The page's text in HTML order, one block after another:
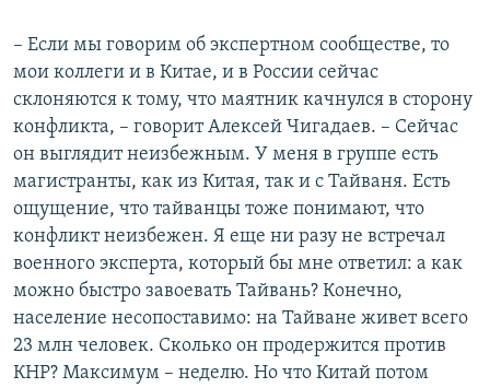
– Если мы говорим об экспертном сообществе, то
мои коллеги и в Китае, и в России сейчас
склоняются к тому, что маятник качнулся в сторону
конфликта, – говорит Алексей Чигадаев. – Сейчас
он выглядит неизбежным. У меня в группе есть
магистранты, как из Китая, так и с Тайваня. Есть
ощущение, что тайванцы тоже понимают, что
конфликт неизбежен. Я еще ни разу не встречал
военного эксперта, который бы мне ответил: а как
можно быстро завоевать Тайвань? Конечно,
население несопоставимо: на Тайване живет всего
23 млн человек. Сколько он продержится против
КНР? Максимум – неделю. Но что Китай потом